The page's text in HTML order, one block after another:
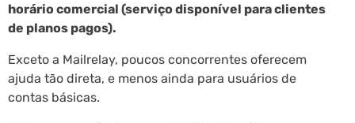
horário comercial (serviço disponível para clientes
de planos pagos).
Exceto a Mailrelay, poucos concorrentes oferecem
ajuda tão direta, e menos ainda para usuários de
contas básicas.